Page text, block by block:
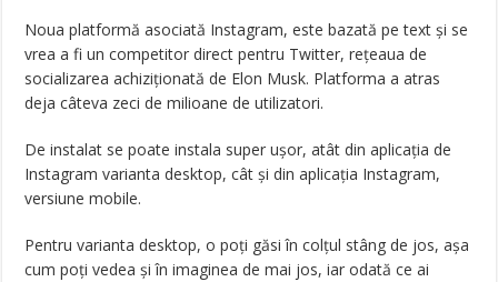
Noua platformă asociată Instagram, este bazată pe text și se
vrea a fi un competitor direct pentru Twitter, rețeaua de
socializarea achiziționată de Elon Musk. Platforma a atras
deja câteva zeci de milioane de utilizatori.
De instalat se poate instala super ușor, atât din aplicația de
Instagram varianta desktop, cât și din aplicația Instagram,
versiune mobile.
Pentru varianta desktop, o poți găsi în colțul stâng de jos, așa
cum poți vedea și în imaginea de mai jos, iar odată ce ai